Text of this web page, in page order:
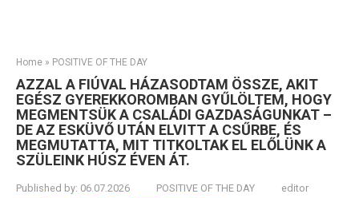
Home » POSITIVE OF THE DAY
AZZAL A FIÚVAL HÁZASODTAM ÖSSZE, AKIT
EGÉSZ GYEREKKOROMBAN GYŰLÖLTEM, HOGY
MEGMENTSÜK A CSALÁDI GAZDASÁGUNKAT –
DE AZ ESKÜVŐ UTÁN ELVITT A CSŰRBE, ÉS
MEGMUTATTA, MIT TITKOLTAK EL ELŐLÜNK A
SZÜLEINK HÚSZ ÉVEN ÁT.
Published by: 06.07.2026 POSITIVE OF THE DAY editor